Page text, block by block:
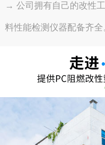
→ 公司拥有自己的改性
料性能检测仪器配备齐全